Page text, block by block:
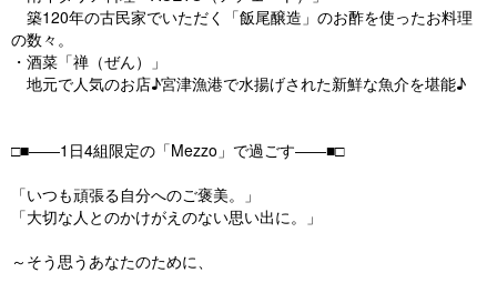
築120年の古民家でいただく「飯尾醸造」のお酢を使ったお料理
の数々。
・酒菜「禅（ぜん）」
地元で人気のお店♪宮津漁港で水揚げされた新鮮な魚介を堪能♪
□■――1日4組限定の「Mezzo」で過ごす――■□
「いつも頑張る自分へのご褒美。」
「大切な人とのかけがえのない思い出に。」
～そう思うあなたのために、